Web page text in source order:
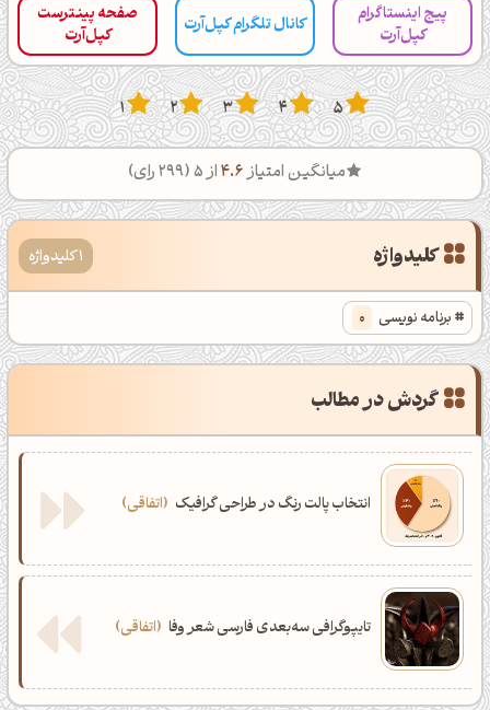
پیج اینستاگرام
کپل‌آرت
کانال تلگرام کپل‌آرت
صفحه پینترست
کپل‌آرت
5
4
3
2
1
میانگین امتیاز4.6از 5 ( 299رای)
کلیدواژه 1 کلیدواژه
برنامه نویسی 0
گردش در مطالب
انتخاب پالت رنگ در طراحی گرافیک اتفاقی
تایپوگرافی سه‌بعدی فارسی شعر وفا اتفاقی